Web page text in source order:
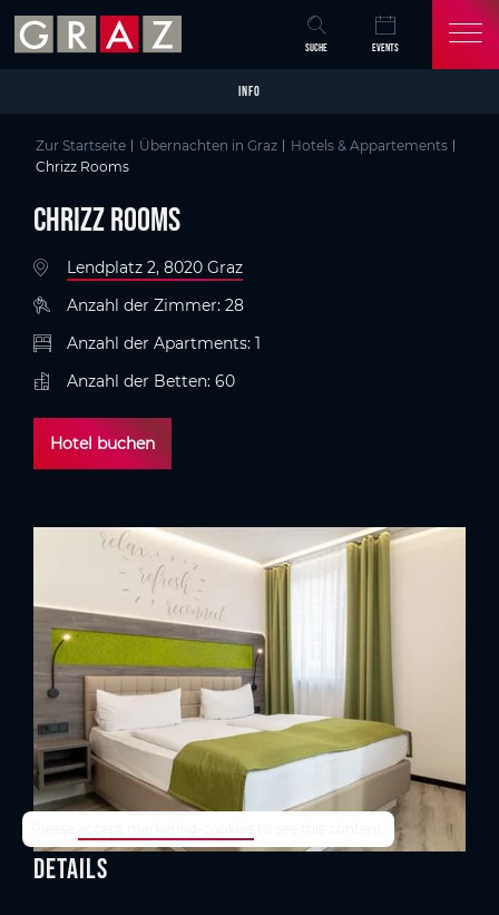
Skip to main content
Skip to table of contents
Skip to main navigation
SUCHE EVENTS
INFO
Zur Startseite Übernachten in Graz
Hotels & Appartements
Chrizz Rooms
Chrizz Rooms
Lendplatz 2, 8020 Graz
Anzahl der Zimmer: 28
Anzahl der Apartments: 1
Anzahl der Betten: 60
Hotel buchen
Details